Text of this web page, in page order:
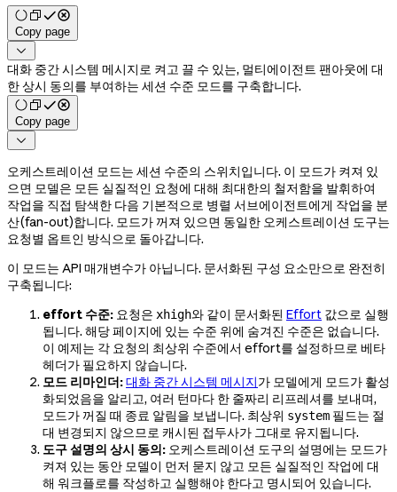
Copy page

대화 중간 시스템 메시지로 켜고 끌 수 있는, 멀티에이전트 팬아웃에 대
한 상시 동의를 부여하는 세션 수준 모드를 구축합니다.
Copy page

오케스트레이션 모드는 세션 수준의 스위치입니다. 이 모드가 켜져 있
으면 모델은 모든 실질적인 요청에 대해 최대한의 철저함을 발휘하여
작업을 직접 탐색한 다음 기본적으로 병렬 서브에이전트에게 작업을 분
산(fan-out)합니다. 모드가 꺼져 있으면 동일한 오케스트레이션 도구는
요청별 옵트인 방식으로 돌아갑니다.
이 모드는 API 매개변수가 아닙니다. 문서화된 구성 요소만으로 완전히
구축됩니다:
effort 수준: 요청은 xhigh와 같이 문서화된 Effort 값으로 실행
됩니다. 해당 페이지에 있는 수준 위에 숨겨진 수준은 없습니다.
이 예제는 각 요청의 최상위 수준에서 effort를 설정하므로 베타
헤더가 필요하지 않습니다.
모드 리마인더:대화 중간 시스템 메시지가 모델에게 모드가 활성
화되었음을 알리고, 여러 턴마다 한 줄짜리 리프레셔를 보내며,
모드가 꺼질 때 종료 알림을 보냅니다. 최상위 system 필드는 절
대 변경되지 않으므로 캐시된 접두사가 그대로 유지됩니다.
도구 설명의 상시 동의: 오케스트레이션 도구의 설명에는 모드가
켜져 있는 동안 모델이 먼저 묻지 않고 모든 실질적인 작업에 대
해 워크플로를 작성하고 실행해야 한다고 명시되어 있습니다.